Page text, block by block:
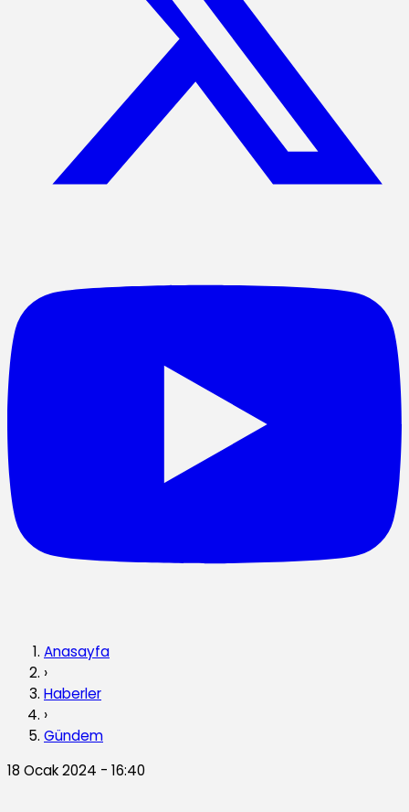
Anasayfa
›
Haberler
›
Gündem
18 Ocak 2024 - 16:40